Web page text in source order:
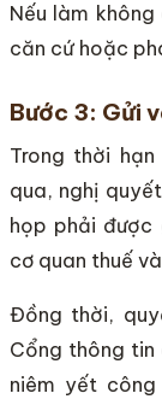
Nếu làm
căn cứ hoặc
Bước 3: Gửi
Trong thời hạn
qua, nghị
họp phải được
cơ quan thuế
Đồng thời,
Cổng thông tin
niêm yết